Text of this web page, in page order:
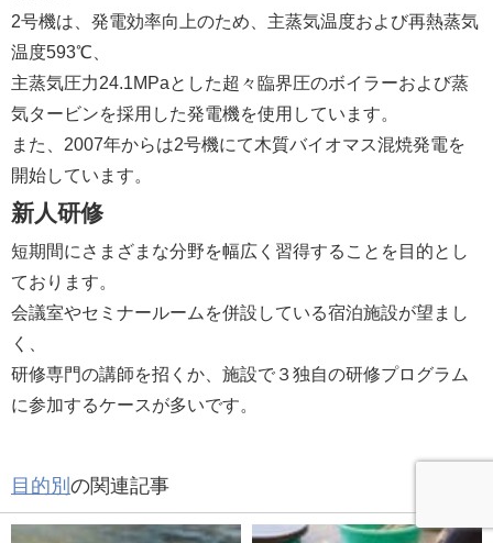
2号機は、発電効率向上のため、主蒸気温度および再熱蒸気
温度593℃、
主蒸気圧力24.1MPaとした超々臨界圧のボイラーおよび蒸
気タービンを採用した発電機を使用しています。
また、2007年からは2号機にて木質バイオマス混焼発電を
開始しています。
新人研修
短期間にさまざまな分野を幅広く習得することを目的とし
ております。
会議室やセミナールームを併設している宿泊施設が望まし
く、
研修専門の講師を招くか、施設で３独自の研修プログラム
に参加するケースが多いです。
目的別 の関連記事